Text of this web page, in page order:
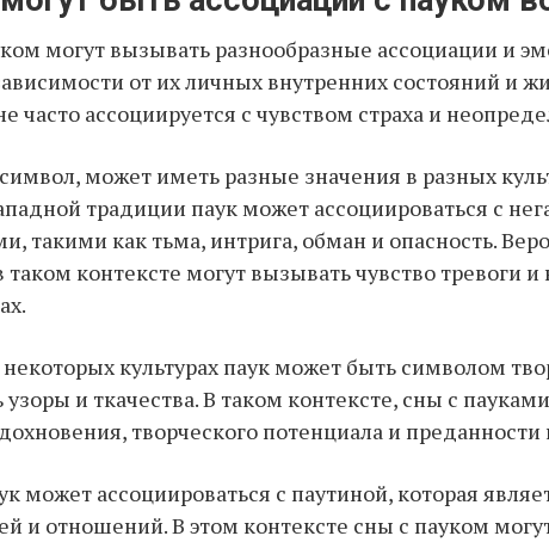
могут вызывать разнообразные ассоциации и
от их личных внутренних состояний и
часто ассоциируется с чувством страха и
может иметь разные значения в разных
традиции паук может ассоциироваться с
такими как тьма, интрига, обман и опасность.
таком контексте могут вызывать чувство тревоги и
культурах паук может быть символом
узоры и ткачества. В таком контексте, сны с
творческого потенциала и преданности
может ассоциироваться с паутиной, которая
и отношений. В этом контексте сны с пауком